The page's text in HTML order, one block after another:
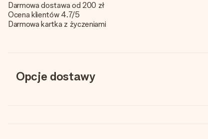
Darmowa dostawa od 200 zł
Ocena klientów 4.7/5
Darmowa kartka z życzeniami
Opcje dostawy